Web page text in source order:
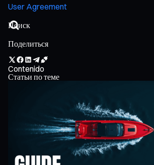
User Agreement
Поделиться
Contenido
Статьи по теме